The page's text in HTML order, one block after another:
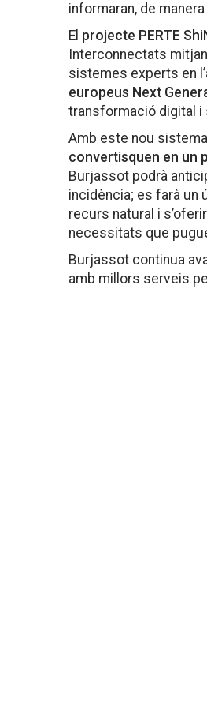
informaran, de
El projecte PERTE
Interconnectats
sistemes experts en
europeus Next
transformació digital i
Amb este nou
convertisquen en un
Burjassot podrà
incidència; es farà un
recurs natural i
necessitats que
Burjassot continua
amb millors serveis